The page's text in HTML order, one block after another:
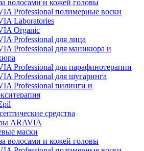
волосами и кожей головы
Professional полимерные воски
Laboratories
Organic
Professional для лица
Professional для маникюра и
Professional для парафинотерапии
Professional для шугаринга
Professional пилинги и
средства
ARAVIA
маски
волосами и кожей головы